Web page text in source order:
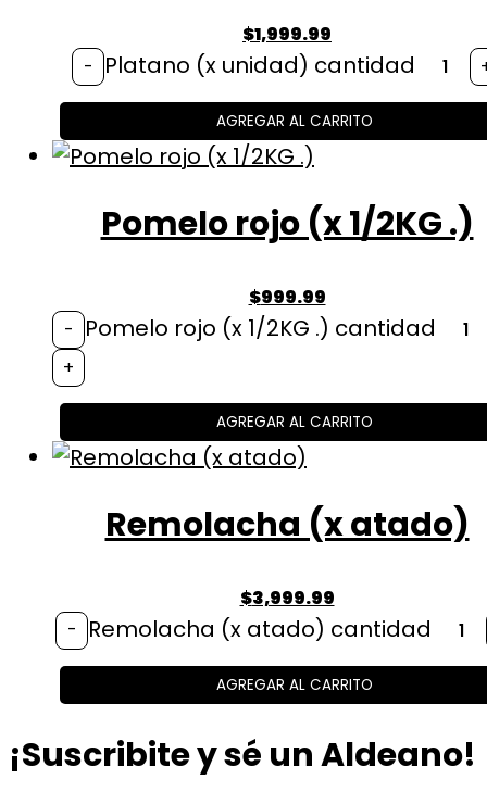
$1,999.99
-
Platano (x unidad) cantidad
AGREGAR AL CARRITO
Pomelo rojo (x 1/2KG .)
$999.99
-
Pomelo rojo (x 1/2KG .) cantidad
+
AGREGAR AL CARRITO
Remolacha (x atado)
$3,999.99
-
Remolacha (x atado) cantidad
AGREGAR AL CARRITO
¡Suscribite y sé un Aldeano!